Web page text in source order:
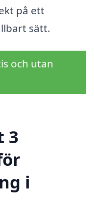
på ett
sätt.
och utan
3
i